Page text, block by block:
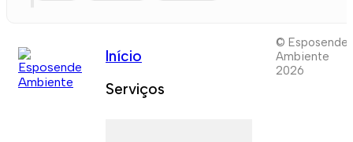
Início
Serviços
© Esposende
Ambiente
2026